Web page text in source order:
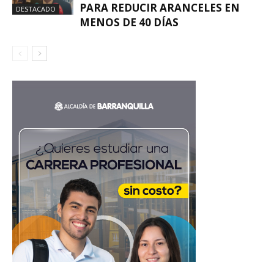
DESTACADO
PARA REDUCIR ARANCELES EN
MENOS DE 40 DÍAS